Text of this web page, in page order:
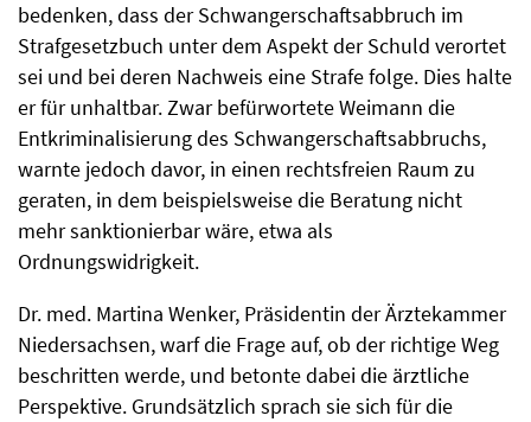
bedenken, dass der Schwangerschaftsabbruch im
Straf­gesetzbuch unter dem Aspekt der Schuld verortet
sei und bei deren Nachweis eine Strafe folge. Dies halte
er für unhaltbar. Zwar befürwortete Weimann die
Entkriminalisierung des Schwangerschafts­abbruchs,
warnte jedoch davor, in einen rechtsfreien Raum zu
geraten, in dem beispielsweise die Beratung nicht
mehr sanktionierbar wäre, etwa als
Ordnungswidrigkeit.
Dr. med. Martina Wenker, Präsidentin der Ärztekammer
Niedersachsen, warf die Frage auf, ob der richtige Weg
beschritten werde, und betonte dabei die ärztliche
Perspektive. Grundsätzlich sprach sie sich für die